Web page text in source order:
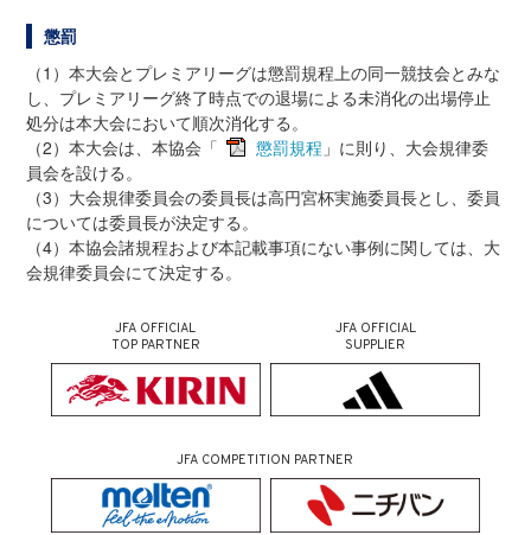
懲罰
（1）本大会とプレミアリーグは懲罰規程上の同一競技会とみな
し、プレミアリーグ終了時点での退場による未消化の出場停止
処分は本大会において順次消化する。
（2）本大会は、本協会「
懲罰規程 」に則り、大会規律委
員会を設ける。
（3）大会規律委員会の委員長は高円宮杯実施委員長とし、委員
については委員長が決定する。
（4）本協会諸規程および本記載事項にない事例に関しては、大
会規律委員会にて決定する。
JFA OFFICIAL
TOP PARTNER
JFA OFFICIAL
SUPPLIER
JFA COMPETITION PARTNER